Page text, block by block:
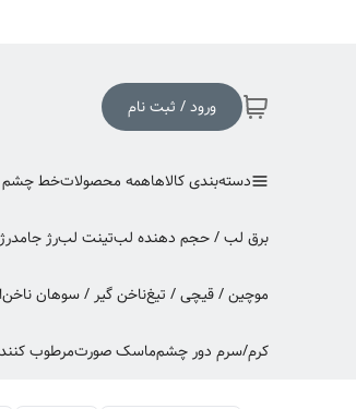
ورود / ثبت نام
دسته‌بندی کالاهاهمه محصولاتخط چشم
برق لب / حجم دهنده لبتینت لبرژ جامد
موچین / قیچی / تیغناخن گیر / سوهان ناخن
کرم/سرم دور چشمماسک صورتمرطوب